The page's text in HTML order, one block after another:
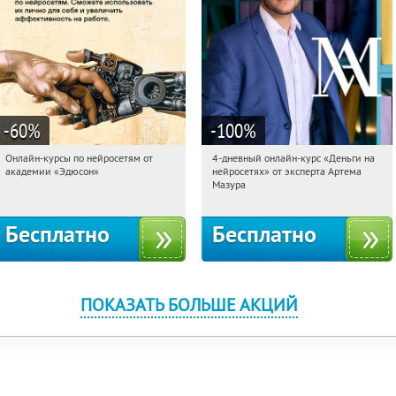
-60%
20:36:37 Получили:
Онлайн-курсы по нейросетям от
академии «Эдюсон»
Бесплатно
-100%
20:36:37 Получили: 191
Россия
4-дневный онлайн-курс «Деньги на
нейросетях» от эксперта Артема
Мазура
Бесплатно
ПОКАЗАТЬ БОЛЬШЕ АКЦИЙ